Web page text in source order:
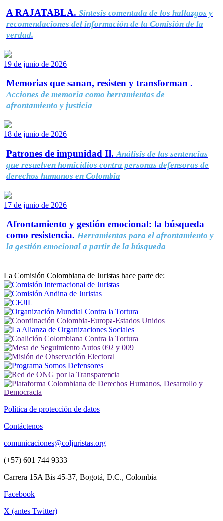
A RAJATABLA. Síntesis comentada de los hallazgos y
recomendaciones del información de la Comisión de la
verdad.
19 de junio de 2026
Memorias que sanan, resisten y transforman .
Acciones de memoria como herramientas de
afrontamiento y justicia
18 de junio de 2026
Patrones de impunidad II. Análisis de las sentencias
que resuelven homicidios contra personas defensoras de
derechos humanos en Colombia
17 de junio de 2026
Afrontamiento y gestión emocional: la búsqueda
como resistencia. Herramientas para el afrontamiento y
la gestión emocional a partir de la búsqueda
La Comisión Colombiana de Juristas hace parte de:
Política de protección de datos
Contáctenos
comunicaciones@coljuristas.org
(+57) 601 744 9333
Carrera 15A Bis 45-37, Bogotá, D.C., Colombia
Facebook
X (antes Twitter)